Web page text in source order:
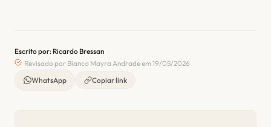
Escrito por: Ricardo Bressan
Revisado por Bianca Mayra Andrade em 19/05/2026
WhatsApp
Copiar link